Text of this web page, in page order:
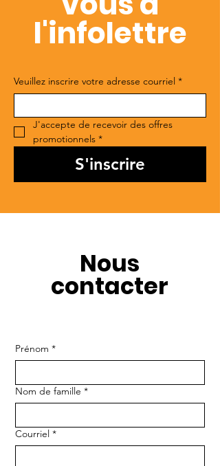
l'infolettre
Veuillez inscrire votre adresse courriel *
J'accepte de recevoir des offres
promotionnels *
S'inscrire
Nous
contacter
Prénom *
Nom de famille *
Courriel *